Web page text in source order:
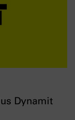
Dynamit